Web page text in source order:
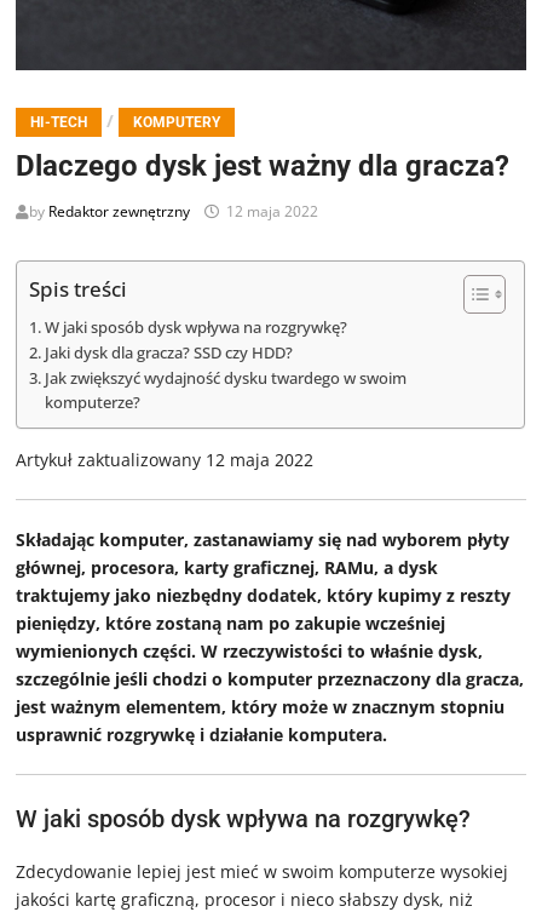
HI-TECH / KOMPUTERY
Dlaczego dysk jest ważny dla gracza?
by Redaktor zewnętrzny 12 maja 2022
Spis treści
W jaki sposób dysk wpływa na rozgrywkę?
Jaki dysk dla gracza? SSD czy HDD?
Jak zwiększyć wydajność dysku twardego w swoim
komputerze?
Artykuł zaktualizowany 12 maja 2022
Składając komputer, zastanawiamy się nad wyborem płyty
głównej, procesora, karty graficznej, RAMu, a dysk
traktujemy jako niezbędny dodatek, który kupimy z reszty
pieniędzy, które zostaną nam po zakupie wcześniej
wymienionych części. W rzeczywistości to właśnie dysk,
szczególnie jeśli chodzi o komputer przeznaczony dla gracza,
jest ważnym elementem, który może w znacznym stopniu
usprawnić rozgrywkę i działanie komputera.
W jaki sposób dysk wpływa na rozgrywkę?
Zdecydowanie lepiej jest mieć w swoim komputerze wysokiej
jakości kartę graficzną, procesor i nieco słabszy dysk, niż